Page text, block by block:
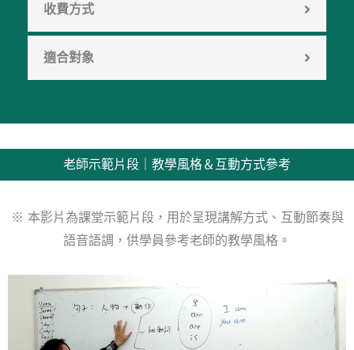
收費方式
適合對象
老師示範片段｜教學風格＆互動方式參考
※ 本影片為課堂示範片段，用於呈現講解方式、互動節奏與
語音語調，供學員參考老師的教學風格。